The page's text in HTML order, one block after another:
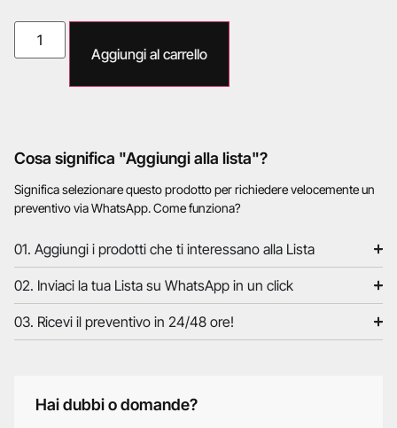
Aggiungi al carrello
Cosa significa "Aggiungi alla lista"?
Significa selezionare questo prodotto per richiedere velocemente un
preventivo via WhatsApp. Come funziona?
01. Aggiungi i prodotti che ti interessano alla Lista
02. Inviaci la tua Lista su WhatsApp in un click
03. Ricevi il preventivo in 24/48 ore!
Hai dubbi o domande?